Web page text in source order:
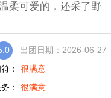
柔可爱的，还采了野
出团日期：2026-06-27
： 很满意
： 很满意